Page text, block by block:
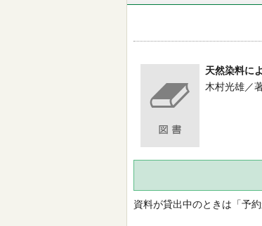
天然染料に
木村光雄／
資料が貸出中のときは「予